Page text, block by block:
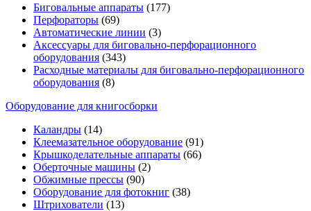
Биговальные аппараты (177)
Перфораторы (69)
Автоматические линии (3)
Аксессуары для биговально-перфорационного
оборудования (343)
Расходные материалы для биговально-перфорационного
оборудования (8)
Оборудование для книгосборки
Каландры (14)
Клеемазательное оборудование (91)
Крышкоделательные аппараты (66)
Оберточные машины (2)
Обжимные прессы (90)
Оборудование для фотокниг (38)
Штрихователи (13)